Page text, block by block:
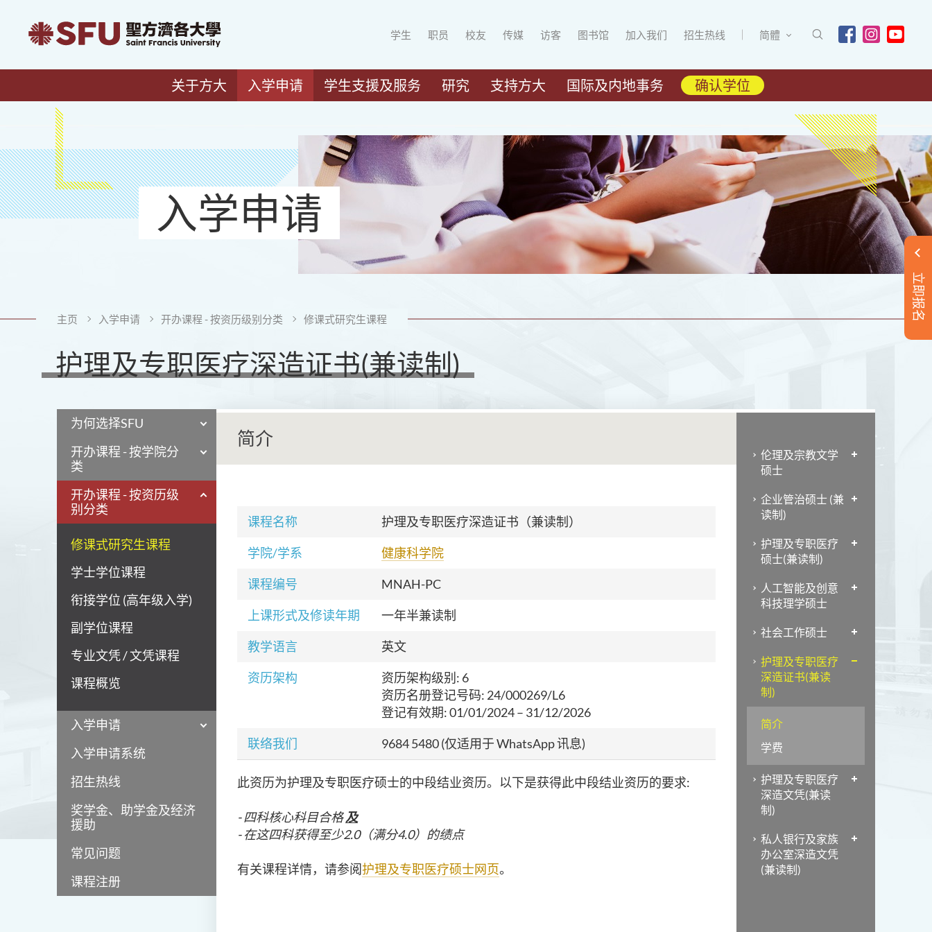
学生 职员 校友 传媒 访客 图书馆 加入我们 招生热线 简體
关于方大 入学申请 学生支援及服务 研究 支持方大 国际及内地事务 确认学位
立即报名
入学申请
主页 入学申请 开办课程 - 按资历级别分类 修课式研究生课程
护理及专职医疗深造证书(兼读制)
为何选择SFU
开办课程 - 按学院分
类
开办课程 - 按资历级
别分类
修课式研究生课程
学士学位课程
衔接学位 (高年级入学)
副学位课程
专业文凭 / 文凭课程
课程概览
入学申请
入学申请系统
招生热线
奖学金、助学金及经济
援助
常见问题
课程注册
简介
课程名称 护理及专职医疗深造证书（兼读制）
学院/学系 健康科学院
课程编号 MNAH-PC
上课形式及修读年期 一年半兼读制
教学语言 英文
资历架构
资历架构级别: 6
资历名册登记号码: 24/000269/L6
登记有效期: 01/01/2024 – 31/12/2026
联络我们 9684 5480 (仅适用于 WhatsApp 讯息)
此资历为护理及专职医疗硕士的中段结业资历。以下是获得此中段结业资历的要求:
- 四科核心科目合格及
- 在这四科获得至少2.0（满分4.0）的绩点
有关课程详情，请参阅护理及专职医疗硕士网页。
伦理及宗教文学
硕士
企业管治硕士 (兼
读制)
护理及专职医疗
硕士(兼读制)
人工智能及创意
科技理学硕士
社会工作硕士
护理及专职医疗
深造证书(兼读
制)
简介
学费
护理及专职医疗
深造文凭(兼读
制)
私人银行及家族
办公室深造文凭
(兼读制)